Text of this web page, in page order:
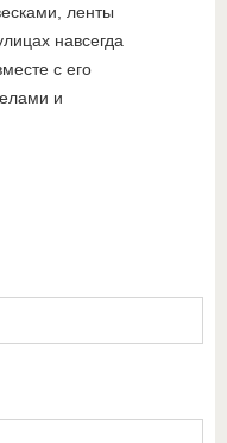
ленты
навсегда
с его
и